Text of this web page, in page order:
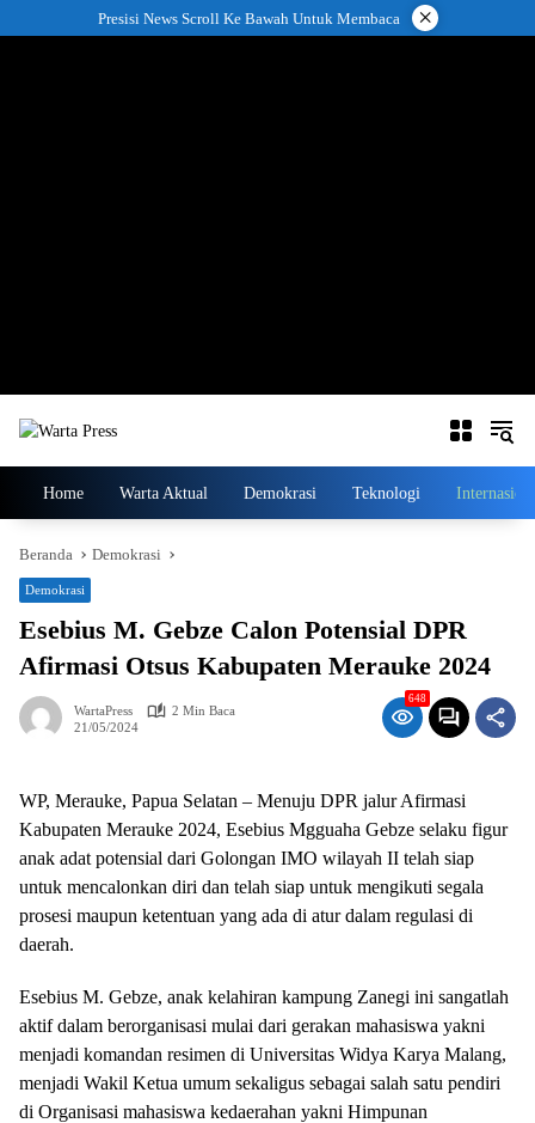
ke
Presisi News Scroll Ke Bawah Untuk Membaca ×
Home Warta Aktual Demokrasi Teknologi
Beranda Demokrasi
Demokrasi
Esebius M. Gebze Calon Potensial DPR
Afirmasi Otsus Kabupaten Merauke 2024
WartaPress
2 Min Baca
21/05/2024
648
WP, Merauke, Papua Selatan – Menuju DPR jalur Afirmasi
Kabupaten Merauke 2024, Esebius Mgguaha Gebze selaku figur
anak adat potensial dari Golongan IMO wilayah II telah siap
untuk mencalonkan diri dan telah siap untuk mengikuti segala
prosesi maupun ketentuan yang ada di atur dalam regulasi di
daerah.
Esebius M. Gebze, anak kelahiran kampung Zanegi ini sangatlah
aktif dalam berorganisasi mulai dari gerakan mahasiswa yakni
menjadi komandan resimen di Universitas Widya Karya Malang,
menjadi Wakil Ketua umum sekaligus sebagai salah satu pendiri
di Organisasi mahasiswa kedaerahan yakni Himpunan